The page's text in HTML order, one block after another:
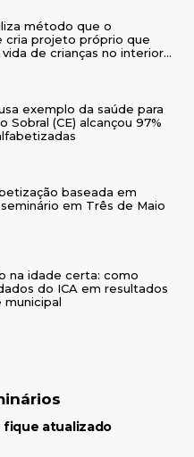
método que o
cria projeto próprio que
de crianças no interior
exemplo da saúde para
Sobral (CE) alcançou 97%
baseada em
em Três de Maio
na idade certa: como
do ICA em resultados
municipal
fique atualizado